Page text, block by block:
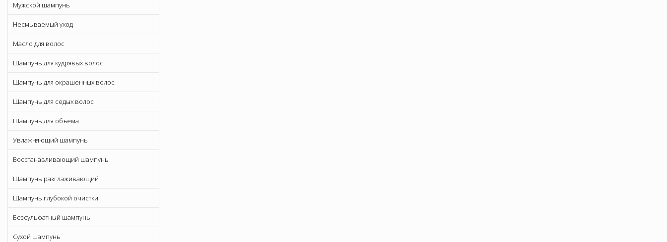
Мужской шампунь
Несмываемый уход
Масло для волос
Шампунь для кудрявых волос
Шампунь для окрашенных волос
Шампунь для седых волос
Шампунь для объема
Увлажняющий шампунь
Восстанавливающий шампунь
Шампунь разглаживающий
Шампунь глубокой очистки
Безсульфатный шампунь
Сухой шампунь